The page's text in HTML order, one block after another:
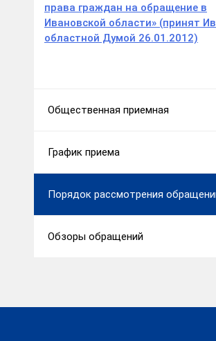
права граждан на обращение в
Ивановской области» (принят
областной Думой 26.01.2012)
Общественная приемная
График приема
Порядок рассмотрения
Обзоры обращений